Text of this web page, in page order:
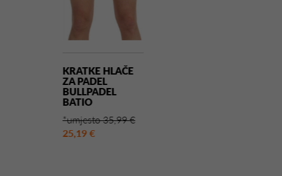
KRATKE HLAČE
ZA PADEL
BULLPADEL
BATIO
*umjesto 35,99 €
25,19 €